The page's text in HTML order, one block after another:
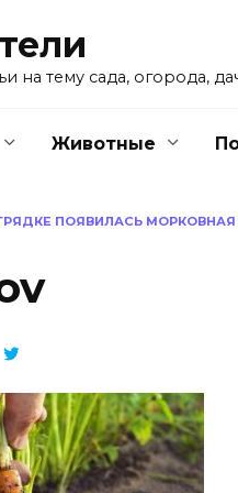
на тему сада, огорода,
Животные
ПОЯВИЛАСЬ МОРКОВНАЯ